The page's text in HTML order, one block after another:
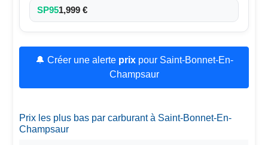
SP951,999 €
🔔 Créer une alerte prixpour Saint-Bonnet-En-
Champsaur
Prix les plus bas par carburant à Saint-Bonnet-En-
Champsaur